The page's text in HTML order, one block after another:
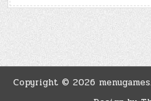
Copyright © 2026